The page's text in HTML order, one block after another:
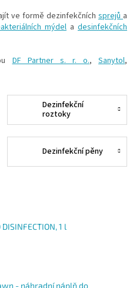
ve formě dezinfekčních sprejů a
mýdel a desinfekčních
DF Partner s. r. o.,Sanytol,
Dezinfekční
roztoky
Dezinfekční pěny
1 l
- náhradní náplň do